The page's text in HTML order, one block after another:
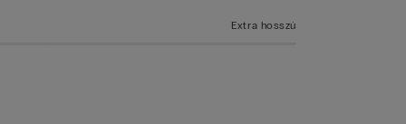
Extra hosszú